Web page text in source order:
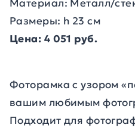
Материал: Металл/
Размеры: h 23 см
Цена: 4 051 руб.
Фоторамка с узором
вашим любимым
Подходит для